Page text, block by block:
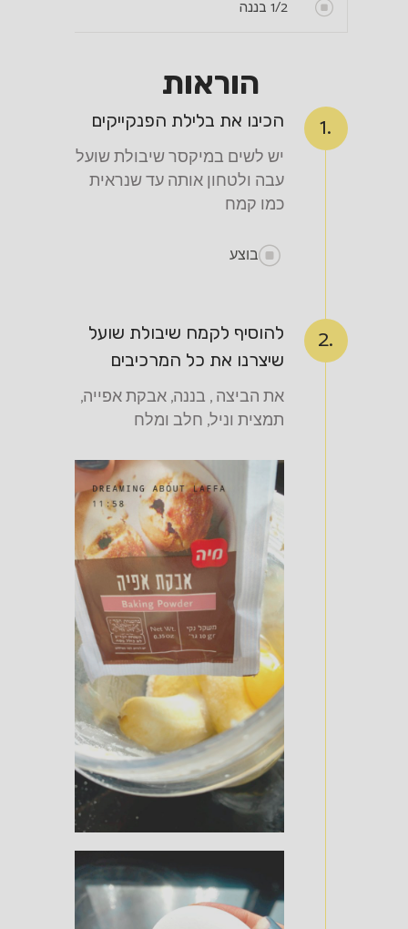
1/2 בננה
הוראות
1. הכינו את בלילת הפנקייקים
יש לשים במיקסר שיבולת שועל
עבה ולטחון אותה עד שנראית
כמו קמח
בוצע
2.
להוסיף לקמח שיבולת שועל
שיצרנו את כל המרכיבים
את הביצה , בננה, אבקת אפייה,
תמצית וניל, חלב ומלח